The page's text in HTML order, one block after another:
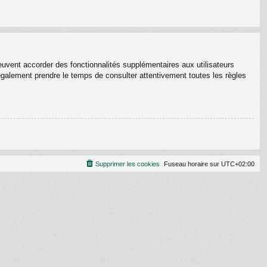
accorder des fonctionnalités supplémentaires aux utilisateurs
prendre le temps de consulter attentivement toutes les règles
Fuseau horaire sur UTC+02:00
Supprimer les cookies